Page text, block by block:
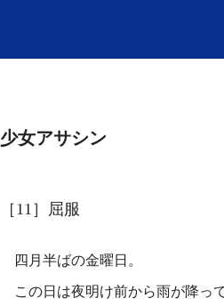
少女アサシン
［11］屈服
四月半ばの金曜日。
この日は夜明け前から雨が降っ